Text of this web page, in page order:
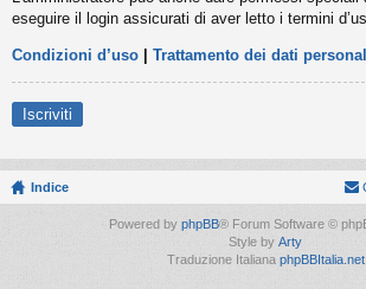
eseguire il login assicurati di aver letto i termini
Condizioni d’uso Trattamento dei dati
Iscriviti
Indice
Powered by phpBB® Forum Software ©
Style by Arty
Traduzione Italiana phpBBItalia.net